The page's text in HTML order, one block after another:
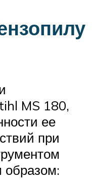
MS 180,
ее
при